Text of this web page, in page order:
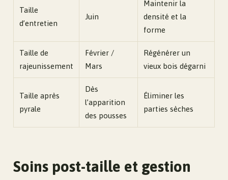
Taille
d’entretien
Juin
Maintenir la
densité et la
forme
Taille de
rajeunissement
Février /
Mars
Régénérer un
vieux bois dégarni
Taille après
pyrale
Dès
l’apparition
des pousses
Éliminer les
parties sèches
Soins post-taille et gestion